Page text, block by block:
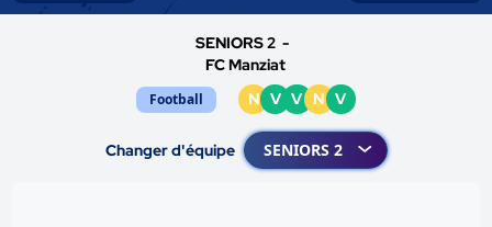
SENIORS 2 -
FC Manziat
Football N V V N V
Changer d'équipe